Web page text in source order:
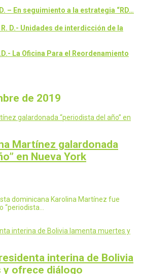
– En seguimiento a la estrategia “RD…
R. D.- Unidades de interdicción de la
La Oficina Para el Reordenamiento
de 2019
Martínez galardonada
en Nueva York
dominicana Karolina Martínez fue
“periodista…
interina de Bolivia
y ofrece diálogo